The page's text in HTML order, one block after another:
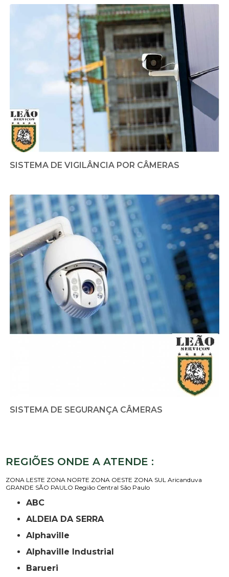
SISTEMA DE VIGILÂNCIA POR CÂMERAS
SISTEMA DE SEGURANÇA CÂMERAS
REGIÕES ONDE A ATENDE :
ZONA LESTE ZONA NORTE ZONA OESTE ZONA SUL Aricanduva
GRANDE SÃO PAULO Região Central São Paulo
ABC
ALDEIA DA SERRA
Alphaville
Alphaville Industrial
Barueri